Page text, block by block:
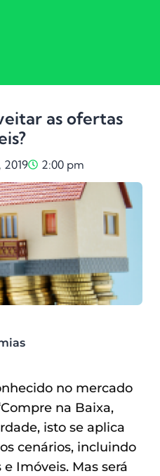
as ofertas
2:00 pm
no mercado
na Baixa,
isto se aplica
cenários, incluindo
Imóveis. Mas será